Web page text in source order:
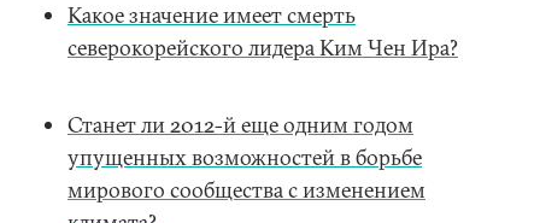
Какое значение имеет смерть
северокорейского лидера Ким Чен Ира?
Станет ли 2012-й еще одним годом
упущенных возможностей в борьбе
мирового сообщества с изменением